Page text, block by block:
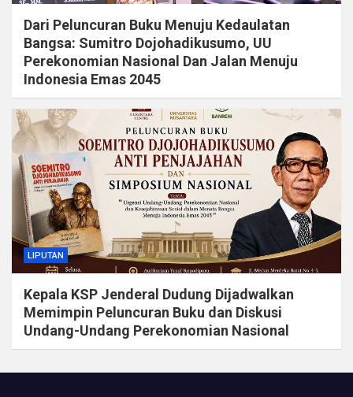
Dari Peluncuran Buku Menuju Kedaulatan
Bangsa: Sumitro Dojohadikusumo, UU
Perekonomian Nasional Dan Jalan Menuju
Indonesia Emas 2045
LIPUTAN
Kepala KSP Jenderal Dudung Dijadwalkan
Memimpin Peluncuran Buku dan Diskusi
Undang-Undang Perekonomian Nasional